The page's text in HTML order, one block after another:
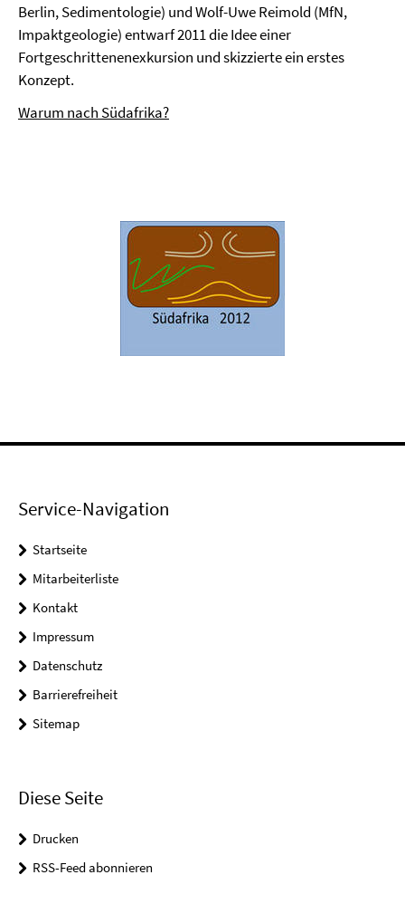
Berlin, Sedimentologie) und Wolf-Uwe Reimold (MfN,
Impaktgeologie) entwarf 2011 die Idee einer
Fortgeschrittenenexkursion und skizzierte ein erstes
Konzept.
Warum nach Südafrika?
Service-Navigation
Startseite
Mitarbeiterliste
Kontakt
Impressum
Datenschutz
Barrierefreiheit
Sitemap
Diese Seite
Drucken
RSS-Feed abonnieren